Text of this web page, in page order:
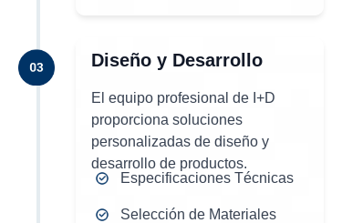
Diseño y Desarrollo
El equipo profesional de I+D
proporciona soluciones
personalizadas de diseño y
desarrollo de productos.
Selección de Materiales
Especificaciones Técnicas